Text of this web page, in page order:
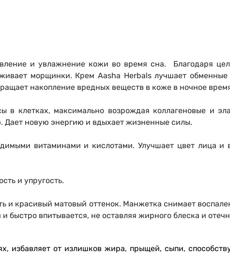
и увлажнение кожи во время сна. Благодаря
морщинки. Крем Aasha Herbals лучшает
накопление вредных веществ в коже в ночное
в клетках, максимально возрождая коллагеновые и
Дает новую энергию и вдыхает жизненные силы.
витаминами и кислотами. Улучшает цвет лица и
и упругость.
и красивый матовый оттенок. Манжетка снимает
быстро впитывается, не оставляя жирного блеска и
избавляет от излишков жира, прыщей, сыпи,